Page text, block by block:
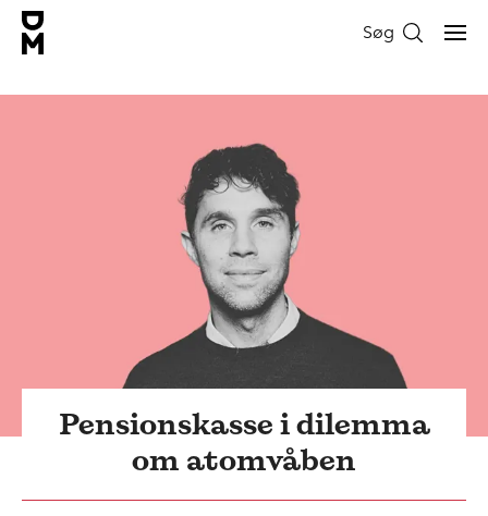
Søg
Pensionskasse i dilemma
om atomvåben